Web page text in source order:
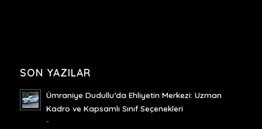
SON YAZILAR
Ümraniye Dudullu’da Ehliyetin Merkezi: Uzman
Kadro ve Kapsamlı Sınıf Seçenekleri
-